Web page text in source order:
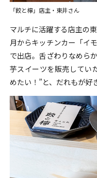
「餃と檸」店主・東井さん
マルチに活躍する店主の
月からキッチンカー「イ
で出店。舌ざわりなめら
芋スイーツを販売してい
めたい！”と、だれもが好